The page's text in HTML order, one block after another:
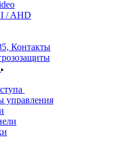
/ AHD
Контакты
управления